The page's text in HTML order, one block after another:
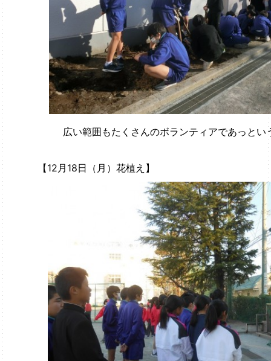
広い範囲もたくさんのボランティアであっと
【12月18日（月）花植え】